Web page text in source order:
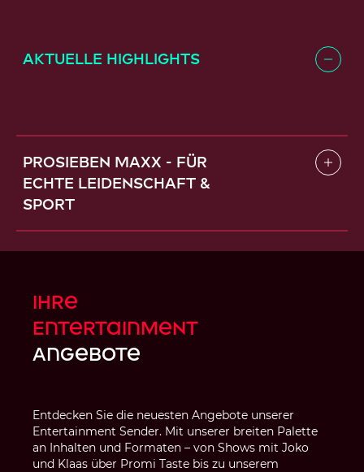
Aktuelle Highlights
ProSieben MAXX - Für
echte Leidenschaft &
Sport
Ihre
Entertainment
Angebote
Entdecken Sie die neuesten Angebote unserer
Entertainment Sender. Mit unserer breiten Palette
an Inhalten und Formaten – von Shows mit Joko
und Klaas über Promi Taste bis zu unserem